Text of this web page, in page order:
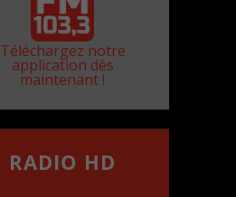
Téléchargez notre
application dès
maintenant !
RADIO HD